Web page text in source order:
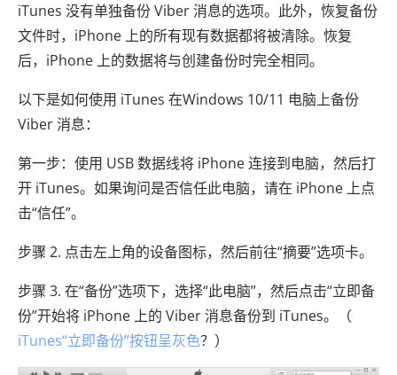
iTunes 没有单独备份 Viber 消息的选项。此外，恢复备份
文件时，iPhone 上的所有现有数据都将被清除。恢复
后，iPhone 上的数据将与创建备份时完全相同。
以下是如何使用 iTunes 在Windows 10/11 电脑上备份
Viber 消息：
第一步：使用 USB 数据线将 iPhone 连接到电脑，然后打
开 iTunes。如果询问是否信任此电脑，请在 iPhone 上点
击“信任”。
步骤 2. 点击左上角的设备图标，然后前往“摘要”选项卡。
步骤 3. 在“备份”选项下，选择“此电脑”，然后点击“立即备
份”开始将 iPhone 上的 Viber 消息备份到 iTunes。（
iTunes“立即备份”按钮呈灰色？）